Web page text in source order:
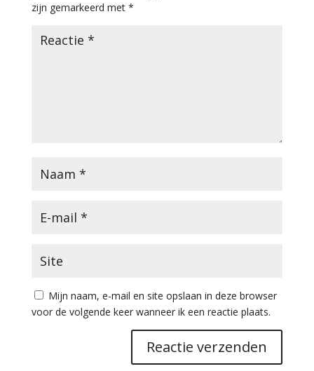
zijn gemarkeerd met *
Mijn naam, e-mail en site opslaan in deze browser
voor de volgende keer wanneer ik een reactie plaats.